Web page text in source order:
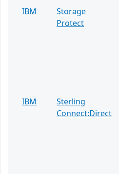
IBM
Storage
Protect
IBM
Sterling
Connect:Direct